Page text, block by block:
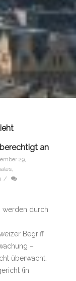
an
29,
/
werden durch
Begriff
–
überwacht.
(in